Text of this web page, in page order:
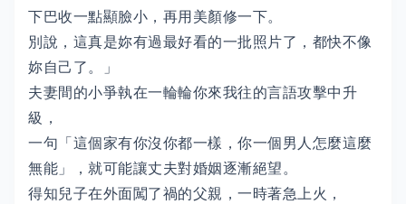
下巴收一點顯臉小，再用美顏修一下。
別說，這真是妳有過最好看的一批照片了，都快不像
妳自己了。」
夫妻間的小爭執在一輪輪你來我往的言語攻擊中升
級，
一句「這個家有你沒你都一樣，你一個男人怎麼這麼
無能」，就可能讓丈夫對婚姻逐漸絕望。
得知兒子在外面闖了禍的父親，一時著急上火，